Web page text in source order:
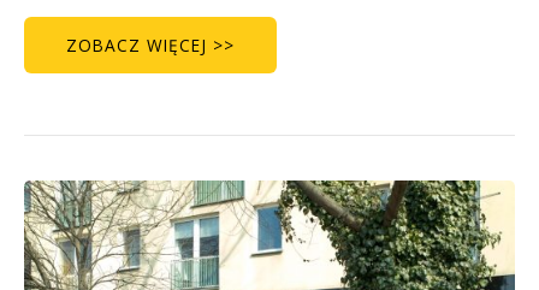
ZOBACZ WIĘCEJ >>
THAISTY
–
NOWY
KASETON